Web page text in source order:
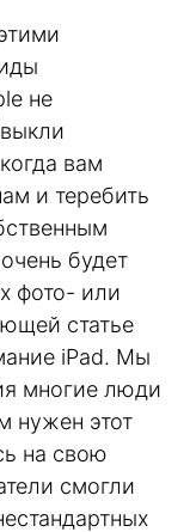
не
вам
и теребить
будет
фото- или
статье
iPad. Мы
многие люди
нужен этот
на свою
смогли